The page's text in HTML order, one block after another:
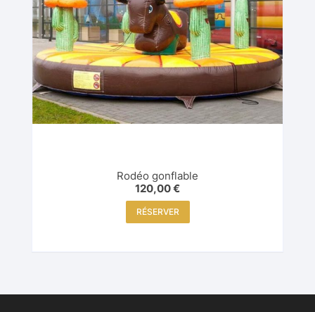
Rodéo gonflable
120,00€
RÉSERVER